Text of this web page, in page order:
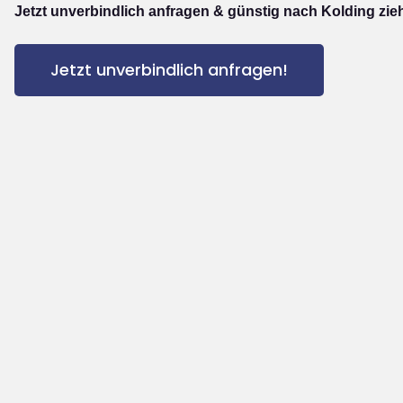
Jetzt unverbindlich anfragen & günstig nach Kolding
Jetzt unverbindlich anfragen!